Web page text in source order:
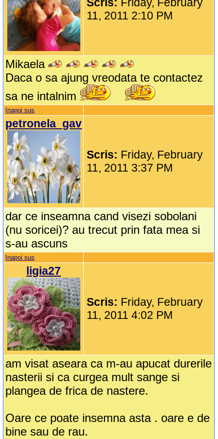
Scris: Friday, February
11, 2011 2:10 PM
Mikaela
Daca o sa ajung vreodata te contactez
sa ne intalnim
Inapoi sus
petronela_gav
Scris: Friday, February
11, 2011 3:37 PM
dar ce inseamna cand visezi sobolani
(nu soricei)? au trecut prin fata mea si
s-au ascuns
Inapoi sus
ligia27
Scris: Friday, February
11, 2011 4:02 PM
am visat aseara ca m-au apucat durerile
nasterii si ca curgea mult sange si
plangea de frica de nastere.
Oare ce poate insemna asta . oare e de
bine sau de rau.